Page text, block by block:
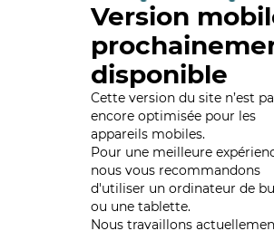
Version
disponible
Cette version du site n’est
encore optimisée pour les
appareils mobiles.
Pour une meilleure
nous vous recommandons
d'utiliser un ordinateur de
ou une tablette.
Nous travaillons